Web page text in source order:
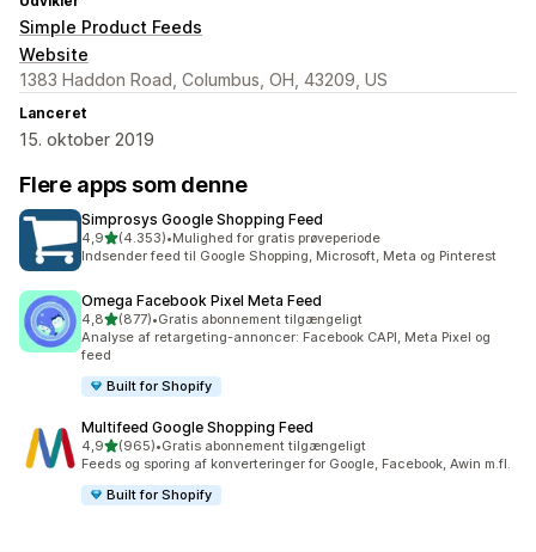
Simple Product Feeds
Website
1383 Haddon Road, Columbus, OH, 43209, US
Lanceret
15. oktober 2019
Flere apps som denne
Simprosys Google Shopping Feed
4,9ud af 5 stjerner
(4.353)
4353 anmeldelser i alt
•Mulighed for gratis prøveperiode
Indsender feed til Google Shopping, Microsoft, Meta og Pinterest
Omega Facebook Pixel Meta Feed
4,8ud af 5 stjerner
(877)
877 anmeldelser i alt
•Gratis abonnement tilgængeligt
Analyse af retargeting-annoncer: Facebook CAPI, Meta Pixel og
feed
Built for Shopify
Multifeed Google Shopping Feed
4,9ud af 5 stjerner
(965)
965 anmeldelser i alt
•Gratis abonnement tilgængeligt
Feeds og sporing af konverteringer for Google, Facebook, Awin m.fl.
Built for Shopify